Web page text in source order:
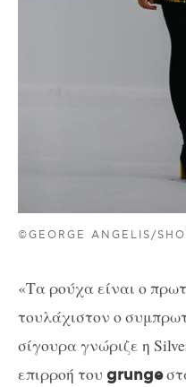
©GEORGE ANGELIS/
«Τα ρούχα είναι ο
τουλάχιστον ο
σίγουρα γνώριζε η
επιρροή του grunge